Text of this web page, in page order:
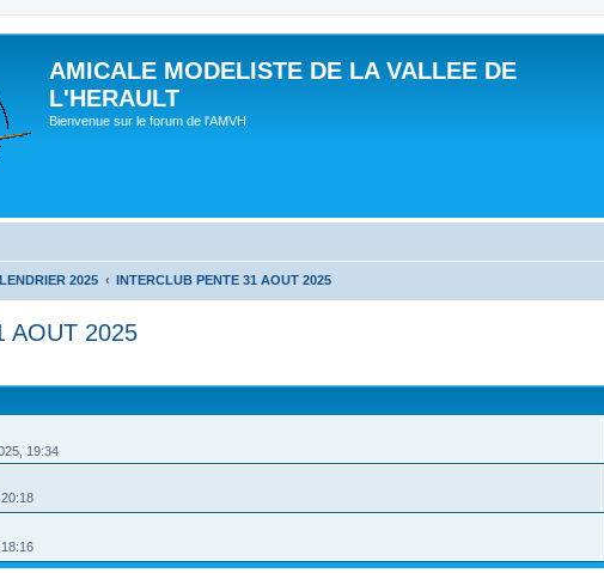
AMICALE MODELISTE DE LA VALLEE DE
L'HERAULT
Bienvenue sur le forum de l'AMVH
2025 INTERCLUB PENTE 31 AOUT 2025
AOUT 2025
19:34